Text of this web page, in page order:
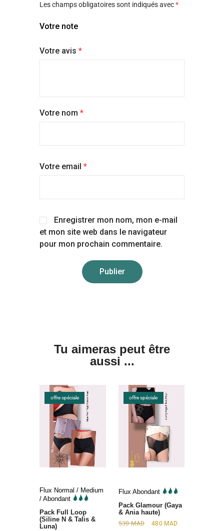
Pour prendre soin de ta culotte, utilise de préférence
garder ta culotte le plus longtemps possible !
radiateur car la chaleur peut endommager les tissus
Les champs obligatoires sont indiqués avec*
Votre note
Votre avis *
Votre nom *
Votre email *
Enregistrer mon nom, mon e-mail
et mon site web dans le navigateur
pour mon prochain commentaire.
Tu aimeras peut être
aussi ...
offre spéciale
Flux Normal / Medium
/ Abondant
Pack Full Loop
(Siline N & Talis &
Luna)
offre spéciale
Flux Abondant
Pack Glamour (Gaya
& Ania haute)
530MAD 480 MAD